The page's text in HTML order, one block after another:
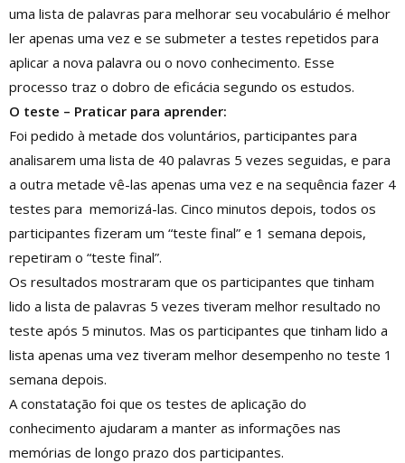
uma lista de palavras para melhorar seu vocabulário é melhor
ler apenas uma vez e se submeter a testes repetidos para
aplicar a nova palavra ou o novo conhecimento. Esse
processo traz o dobro de eficácia segundo os estudos.
O teste – Praticar para aprender:
Foi pedido à metade dos voluntários, participantes para
analisarem uma lista de 40 palavras 5 vezes seguidas, e para
a outra metade vê-las apenas uma vez e na sequência fazer 4
testes para memorizá-las. Cinco minutos depois, todos os
participantes fizeram um “teste final” e 1 semana depois,
repetiram o “teste final”.
Os resultados mostraram que os participantes que tinham
lido a lista de palavras 5 vezes tiveram melhor resultado no
teste após 5 minutos. Mas os participantes que tinham lido a
lista apenas uma vez tiveram melhor desempenho no teste 1
semana depois.
A constatação foi que os testes de aplicação do
conhecimento ajudaram a manter as informações nas
memórias de longo prazo dos participantes.